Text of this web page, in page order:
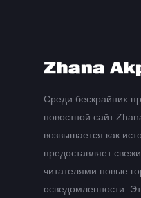
Среди бескрайних
новостной сайт
возвышается как
предоставляет
читателями новые
осведомленности.